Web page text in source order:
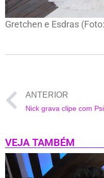
Gretchen e Esdras
ANTERIOR
VEJA TAMBÉM